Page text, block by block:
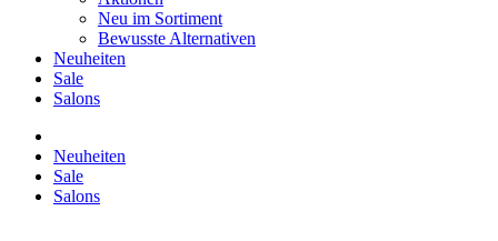
Neu im Sortiment
Bewusste Alternativen
Neuheiten
Sale
Salons
Neuheiten
Sale
Salons